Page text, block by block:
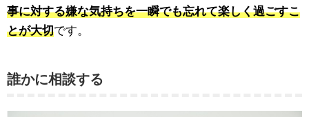
事に対する嫌な気持ちを一瞬でも忘れて楽しく過ごすこ
とが大切です。
誰かに相談する